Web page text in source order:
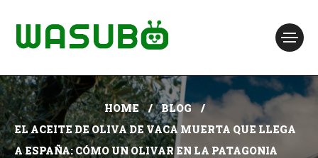
HOME
BLOG
EL ACEITE DE OLIVA DE VACA MUERTA QUE LLEGA
A ESPAÑA: CÓMO UN OLIVAR EN LA PATAGONIA